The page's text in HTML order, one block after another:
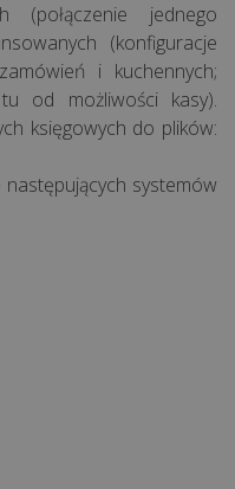
(połączenie jednego
(konfiguracje
i kuchennych;
od możliwości kasy).
księgowych do plików:
systemów